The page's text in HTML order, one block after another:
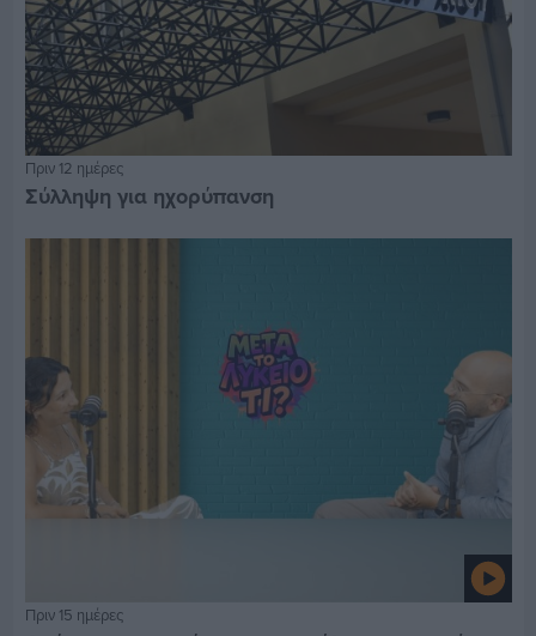
Πριν 12 ημέρες
Σύλληψη για ηχορύπανση
Πριν 15 ημέρες